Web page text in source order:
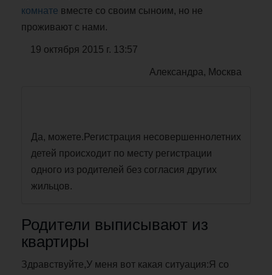
комнате вместе со своим сыноим, но не
проживают с нами.
19 октября 2015 г. 13:57
Александра, Москва
Да, можете.Регистрация несовершеннолетних
детей происходит по месту регистрации
одного из родителей без согласия других
жильцов.
Родители выписывают из
квартиры
Здравствуйте,У меня вот какая ситуация:Я со